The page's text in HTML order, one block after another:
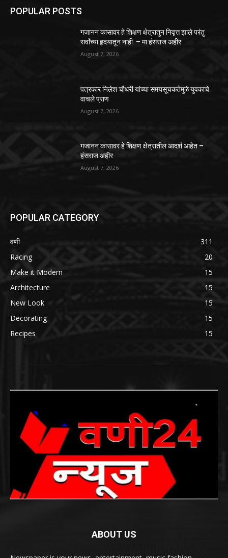
POPULAR POSTS
गजानन कासावर हे शिक्षण क्षेत्रातुन निवृत्त झाले परंतु
सर्वांच्या हृदयातून नाही – मा हंसराज अहीर
August 7, 2026
पत्रकार निलेश चौधरी यांच्या समयसूचकतेमुळे युवकाचे
वाचले प्राण
August 7, 2026
गजानन कासावर हे शिक्षण क्षेत्रातील आदर्श आहेत –
हंसराज अहीर
August 7, 2026
POPULAR CATEGORY
वणी
311
Racing
20
Make it Modern
15
Architecture
15
New Look
15
Decorating
15
Recipes
15
ABOUT US